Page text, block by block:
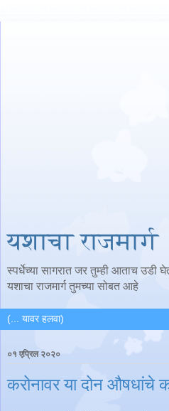
यशाचा राजमार्ग
स्पर्धेच्या सागरात जर तुम्ही आताच
यशाचा राजमार्ग तुमच्या सोबत आहे
०१ एप्रिल २०२०
करोनावर या दोन औषधांचे